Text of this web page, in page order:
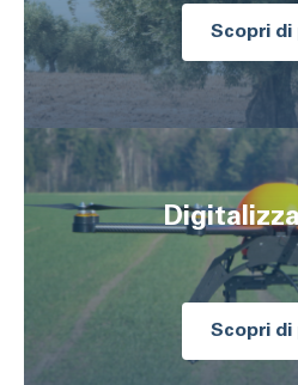
Scopri di
Scopri di